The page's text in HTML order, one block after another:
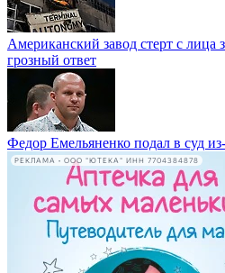
Американский завод стерт с
грозный ответ
Федор Емельяненко подал в суд
РЕКЛАМА • ООО "ЮТЕКА" ИНН 7704384878